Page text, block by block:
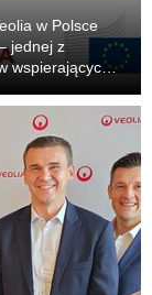
w Polsce
jednej z
wspierających